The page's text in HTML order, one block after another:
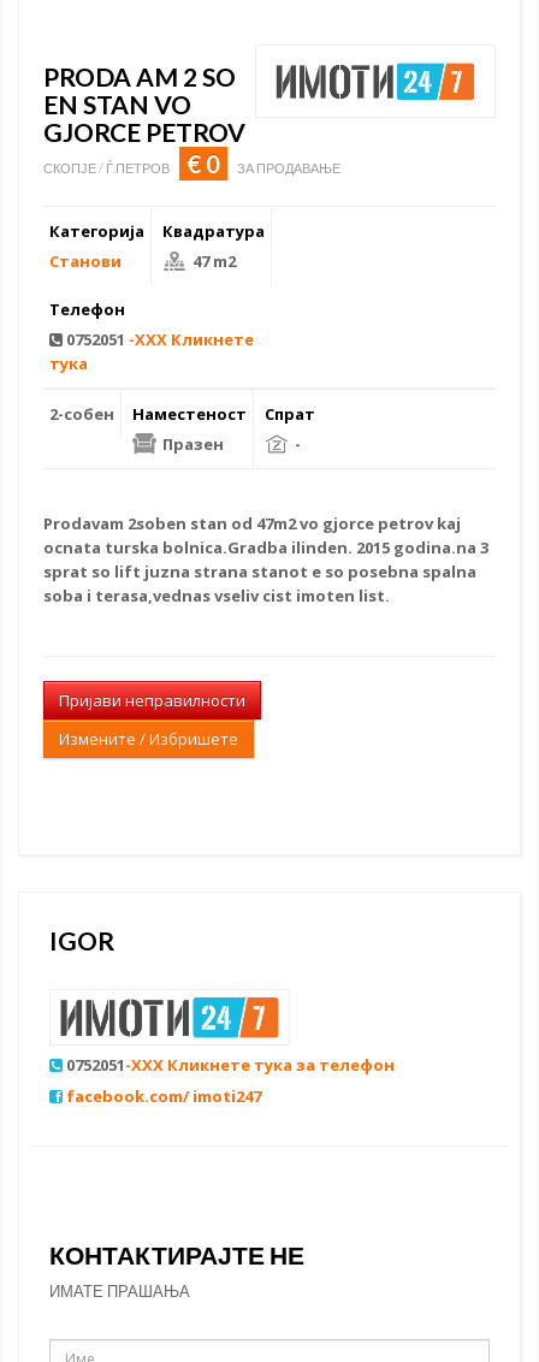
PRODA AM 2 SO
EN STAN VO
GJORCE PETROV
СКОПЈЕ / Ѓ.ПЕТРОВ € 0 ЗА ПРОДАВАЊЕ
Категорија
Станови
Квадратура
47 m2
Телефон
0752051 -XXX Кликнете
тука
2-собен
Наместеност
Празен
Спрат
-
Prodavam 2soben stan od 47m2 vo gjorce petrovkaj
ocnata turska bolnica.Gradba ilinden. 2015 godina.na 3
sprat so lift juzna strana stanot e so posebna spalna
soba i terasa,vednas vseliv cist imoten list.
Пријави неправилности
Измените / Избришете
IGOR
0752051-XXX Кликнете тука за телефон
facebook.com/ imoti247
КОНТАКТИРАЈТЕ НЕ
ИМАТЕ ПРАШАЊА